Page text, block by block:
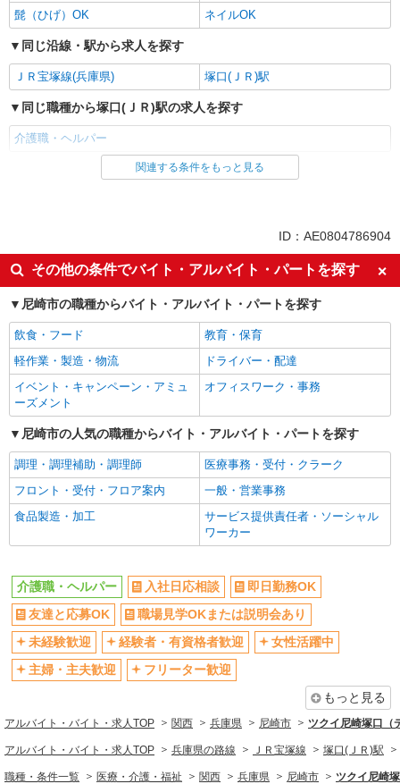
髭（ひげ）OK
ネイルOK
同じ沿線・駅から求人を探す
ＪＲ宝塚線(兵庫県) 塚口(ＪＲ)駅
同じ職種から塚口(ＪＲ)駅の求人を探す
介護職・ヘルパー
同じ雇用形態から塚口(ＪＲ)駅の求人を探す
入社日応相談
即日勤務OK
友達と応募OK
職場見学OKまたは説明会あり
未経験歓迎
経験者・有資格者歓迎
女性活躍中
主婦・主夫歓迎
フリーター歓迎
学歴不問
ブランクOK
ミドル（40代～）活躍中
エルダー（50代～）活躍中
昇給あり
禁煙・分煙
バイク通勤OK
自転車通勤OK
残業ほぼなし
副業・WワークOK
転勤なし
交通費支給
社会保険あり
産休・育休取得実績あり
各種手当（家族・役職・インセン
研修制度あり
社員登用あり
資格取得支援制度あり
髪型・髪色自由
髭（ひげ）OK
ネイルOK
同じ職種から求人を探す
介護職・ヘルパー
関連する条件をもっと見る
ID：AE0804786904
その他の条件でバイト・アルバイト・パートを探す
尼崎市の職種からバイト・アルバイト・パートを探す
飲食・フード
教育・保育
軽作業・製造・物流
ドライバー・配達
イベント・キャンペーン・アミュ
ーズメント
オフィスワーク・事務
尼崎市の人気の職種からバイト・アルバイト・パートを探す
調理・調理補助・調理師
医療事務・受付・クラーク
フロント・受付・フロア案内
一般・営業事務
食品製造・加工
サービス提供責任者・ソーシャル
ワーカー
介護職・ヘルパー 入社日応相談
即日勤務OK
友達と応募OK
職場見学OKまたは説明会あり
未経験歓迎
経験者・有資格者歓迎
女性活躍中
主婦・主夫歓迎
フリーター歓迎
もっと見る
アルバイト・バイト・求人TOP 関西 兵庫県 尼崎市 ツクイ尼崎塚口（
アルバイト・バイト・求人TOP 兵庫県の路線 ＪＲ宝塚線 塚口(ＪＲ)駅
職種・条件一覧 医療・介護・福祉 関西 兵庫県 尼崎市 ツクイ尼崎